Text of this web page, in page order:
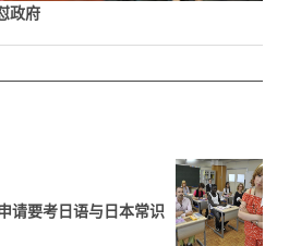
政府
请要考日语与日本常识